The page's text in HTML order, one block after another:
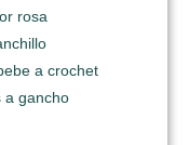
rosa
a crochet
a gancho